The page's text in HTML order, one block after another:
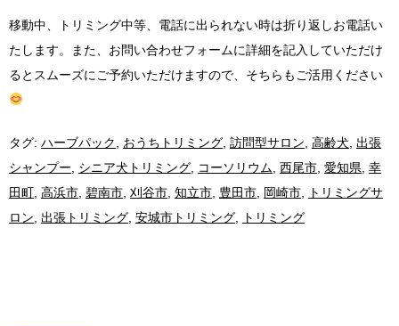
移動中、トリミング中等、電話に出られない時は折り返しお電話い
たします。また、お問い合わせフォームに詳細を記入していただけ
るとスムーズにご予約いただけますので、そちらもご活用ください
タグ: ハーブパック おうちトリミング 訪問型サロン 高齢犬 出張
シャンプー
シニア犬トリミング コーソリウム 西尾市 愛知県 幸
田町 高浜市 碧南市 刈谷市 知立市 豊田市 岡崎市
トリミングサ
ロン 出張トリミング 安城市トリミング トリミング